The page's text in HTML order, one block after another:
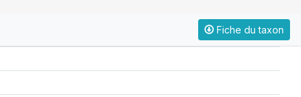
Fiche du taxon